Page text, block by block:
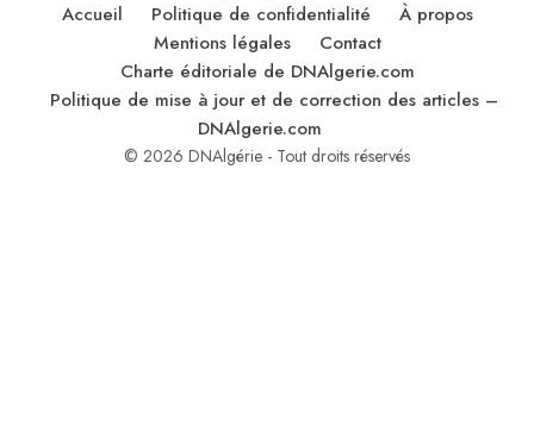
Accueil Politique de confidentialité
À propos
Mentions légales
Contact
Charte éditoriale de DNAlgerie.com
Politique de mise à jour et de correction des articles –
DNAlgerie.com
© 2026 DNAlgérie - Tout droits réservés